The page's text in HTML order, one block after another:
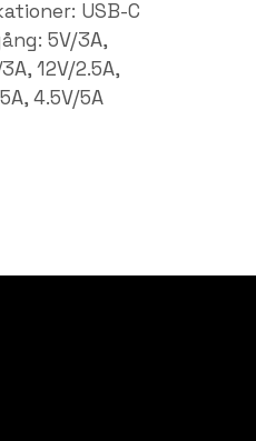
USB-C
5V/3A,
12V/2.5A,
4.5V/5A